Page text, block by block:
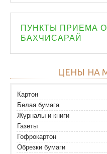
ПУНКТЫ ПРИЕМА
БАХЧИСАРАЙ
ЦЕНЫ НА
Картон
Белая бумага
Журналы и книги
Газеты
Гофрокартон
Обрезки бумаги